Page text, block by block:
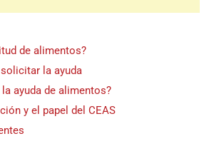
de alimentos?
la ayuda
ayuda de alimentos?
y el papel del CEAS